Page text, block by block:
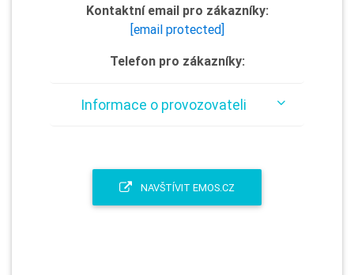
Kontaktní email pro zákazníky:
[email protected]
Telefon pro zákazníky:
Informace o provozovateli
NAVŠTÍVIT EMOS.CZ